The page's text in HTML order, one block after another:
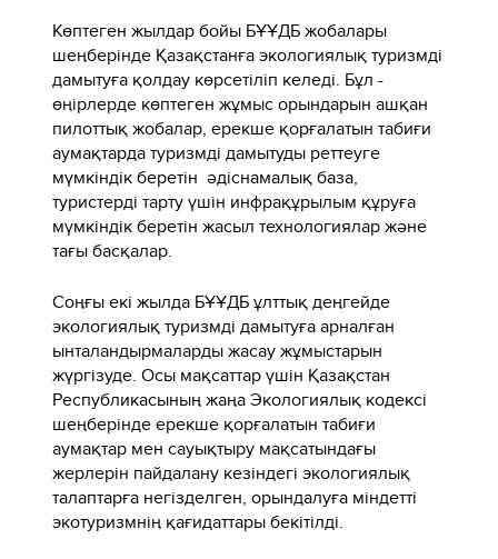
Көптеген жылдар бойы БҰҰДБ жобалары
шеңберінде Қазақстанға экологиялық туризмді
дамытуға қолдау көрсетіліп келеді. Бұл -
өңірлерде көптеген жұмыс орындарын ашқан
пилоттық жобалар, ерекше қорғалатын табиғи
аумақтарда туризмді дамытуды реттеуге
мүмкіндік беретін әдіснамалық база,
туристерді тарту үшін инфрақұрылым құруға
мүмкіндік беретін жасыл технологиялар және
тағы басқалар.
Соңғы екі жылда БҰҰДБ ұлттық деңгейде
экологиялық туризмді дамытуға арналған
ынталандырмаларды жасау жұмыстарын
жүргізуде. Осы мақсаттар үшін Қазақстан
Республикасының жаңа Экологиялық кодексі
шеңберінде ерекше қорғалатын табиғи
аумақтар мен сауықтыру мақсатындағы
жерлерін пайдалану кезіндегі экологиялық
талаптарға негізделген, орындалуға міндетті
экотуризмнің қағидаттары бекітілді.